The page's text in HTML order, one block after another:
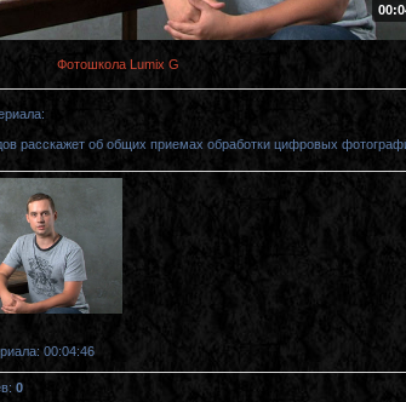
Фотошкола Lumix G
:
расскажет об общих приемах обработки цифровых
: 00:04:46
: 0